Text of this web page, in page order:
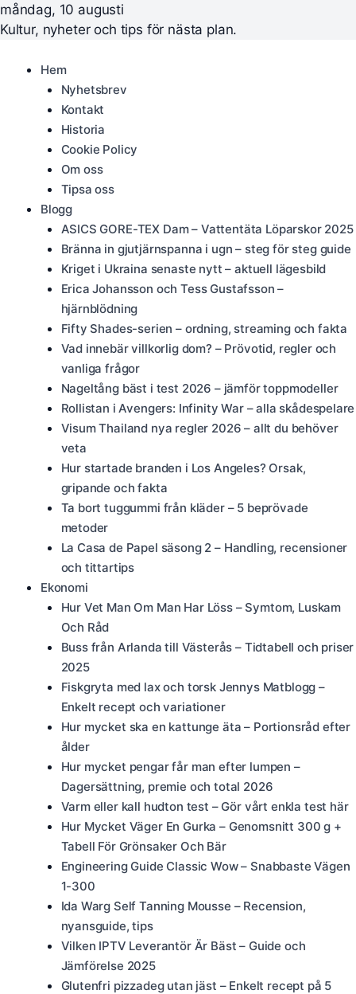
måndag, 10 augusti
Kultur, nyheter och tips för nästa plan.
Hem
Nyhetsbrev
Kontakt
Historia
Cookie Policy
Om oss
Tipsa oss
Blogg
ASICS GORE-TEX Dam – Vattentäta Löparskor 2025
Bränna in gjutjärnspanna i ugn – steg för steg guide
Kriget i Ukraina senaste nytt – aktuell lägesbild
Erica Johansson och Tess Gustafsson –
hjärnblödning
Fifty Shades-serien – ordning, streaming och fakta
Vad innebär villkorlig dom? – Prövotid, regler och
vanliga frågor
Nageltång bäst i test 2026 – jämför toppmodeller
Rollistan i Avengers: Infinity War – alla skådespelare
Visum Thailand nya regler 2026 – allt du behöver
veta
Hur startade branden i Los Angeles? Orsak,
gripande och fakta
Ta bort tuggummi från kläder – 5 beprövade
metoder
La Casa de Papel säsong 2 – Handling, recensioner
och tittartips
Ekonomi
Hur Vet Man Om Man Har Löss – Symtom, Luskam
Och Råd
Buss från Arlanda till Västerås – Tidtabell och priser
2025
Fiskgryta med lax och torsk Jennys Matblogg –
Enkelt recept och variationer
Hur mycket ska en kattunge äta – Portionsråd efter
ålder
Hur mycket pengar får man efter lumpen –
Dagersättning, premie och total 2026
Varm eller kall hudton test – Gör vårt enkla test här
Hur Mycket Väger En Gurka – Genomsnitt 300 g +
Tabell För Grönsaker Och Bär
Engineering Guide Classic Wow – Snabbaste Vägen
1-300
Ida Warg Self Tanning Mousse – Recension,
nyansguide, tips
Vilken IPTV Leverantör Är Bäst – Guide och
Jämförelse 2025
Glutenfri pizzadeg utan jäst – Enkelt recept på 5